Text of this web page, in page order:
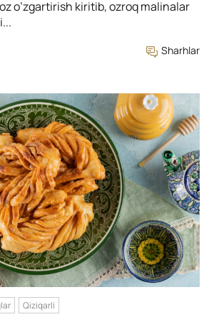
o’zgartirish kiritib, ozroq malinalar
Sharhlar
Qiziqarli